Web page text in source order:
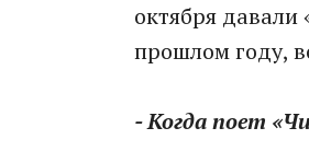
октября
прошлом году,
- Когда поет